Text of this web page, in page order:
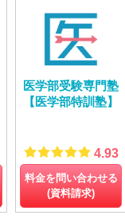
医学部受験専門塾
【医学部特訓塾】
4.93
料金を問い合わせる
(資料請求)